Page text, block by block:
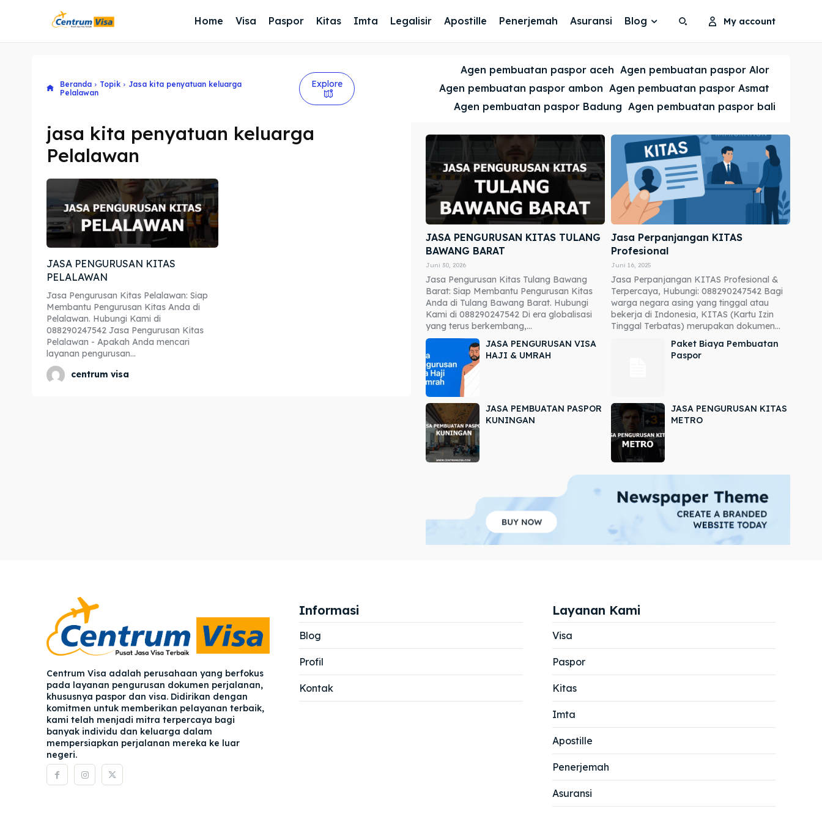
Explore our destinations
Blog
Cari
Explore our destinations
Blog
Cari
Home Visa Paspor Kitas Imta Legalisir Apostille Penerjemah Asuransi Blog My account
Beranda Topik
Jasa kita penyatuan keluarga
Pelalawan
Explore
Agen pembuatan paspor aceh Agen pembuatan paspor Alor
Agen pembuatan paspor ambon Agen pembuatan paspor Asmat
Agen pembuatan paspor Badung Agen pembuatan paspor bali
jasa kita penyatuan keluarga
Pelalawan
JASA PENGURUSAN KITAS
PELALAWAN
Jasa Pengurusan Kitas Pelalawan: Siap
Membantu Pengurusan Kitas Anda di
Pelalawan. Hubungi Kami di
088290247542 Jasa Pengurusan Kitas
Pelalawan - Apakah Anda mencari
layanan pengurusan...
centrum visa
JASA PENGURUSAN KITAS TULANG
BAWANG BARAT
Juni 30, 2026
Jasa Pengurusan Kitas Tulang Bawang
Barat: Siap Membantu Pengurusan Kitas
Anda di Tulang Bawang Barat. Hubungi
Kami di 088290247542 Di era globalisasi
yang terus berkembang,...
Jasa Perpanjangan KITAS
Profesional
Juni 16, 2025
Jasa Perpanjangan KITAS Profesional &
Terpercaya, Hubungi: 088290247542 Bagi
warga negara asing yang tinggal atau
bekerja di Indonesia, KITAS (Kartu Izin
Tinggal Terbatas) merupakan dokumen...
JASA PENGURUSAN VISA
HAJI & UMRAH
Paket Biaya Pembuatan
Paspor
JASA PEMBUATAN PASPOR
KUNINGAN
JASA PENGURUSAN KITAS
METRO
Centrum Visa adalah perusahaan yang berfokus
pada layanan pengurusan dokumen perjalanan,
khususnya paspor dan visa. Didirikan dengan
komitmen untuk memberikan pelayanan terbaik,
kami telah menjadi mitra terpercaya bagi
banyak individu dan keluarga dalam
mempersiapkan perjalanan mereka ke luar
negeri.
Informasi
Blog
Profil
Kontak
Layanan Kami
Visa
Paspor
Kitas
Imta
Apostille
Penerjemah
Asuransi